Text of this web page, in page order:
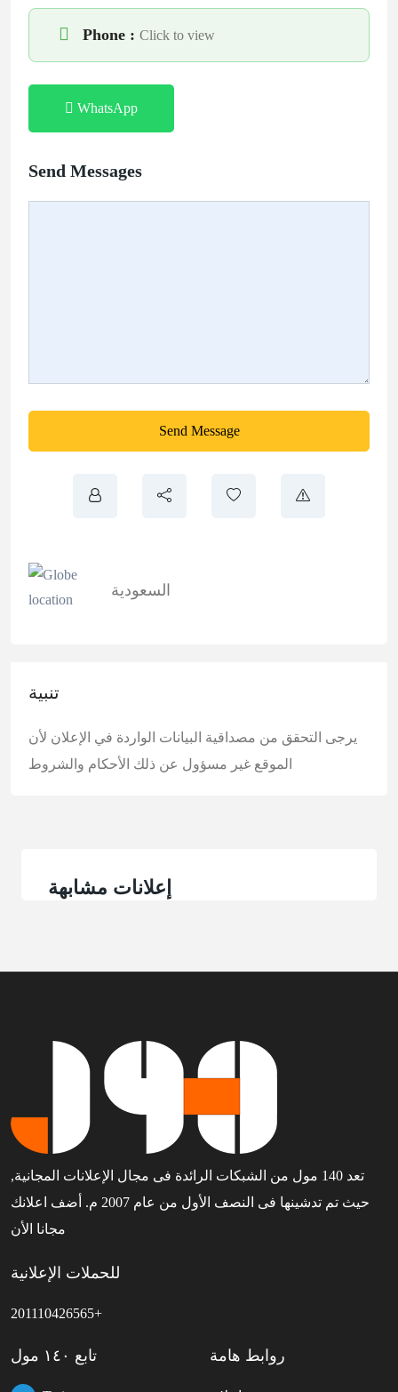
Phone : Click to view
WhatsApp
Send Messages
Send Message
السعودية
تنبية
يرجى التحقق من مصداقية البيانات الواردة في الإعلان لأن
الموقع غير مسؤول عن ذلك الأحكام والشروط
إعلانات مشابهة
تعد 140 مول من الشبكات الرائدة فى مجال الإعلانات المجانية,
حيث تم تدشينها فى النصف الأول من عام 2007 م. أضف اعلانك
مجانا الأن
للحملات الإعلانية
201110426565+
تابع ١٤٠ مول روابط هامة